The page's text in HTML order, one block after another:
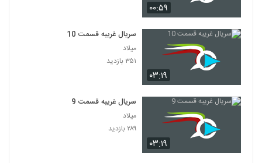
۰۰:۵۹
۰۳:۱۹
سریال غریبه قسمت 10
میلاد
۳۵۱ بازدید
۰۳:۱۹
سریال غریبه قسمت 9
میلاد
۲۸۹ بازدید